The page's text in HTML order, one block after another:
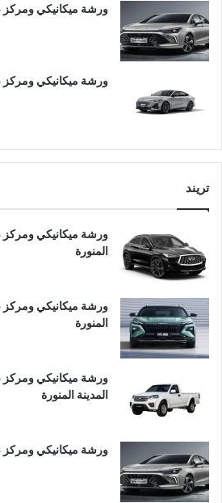
ورشة ميكانيكي ومركز
ورشة ميكانيكي ومركز
تريند
ورشة ميكانيكي ومركز
المنورة
ورشة ميكانيكي ومركز
المنورة
ورشة ميكانيكي
المدينة المنورة
ورشة ميكانيكي ومركز